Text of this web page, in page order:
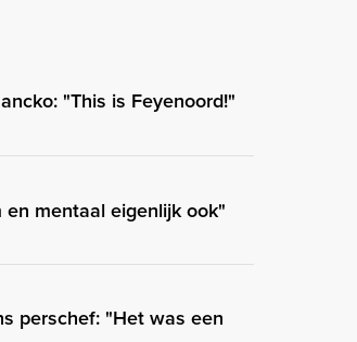
"This is Feyenoord!"
mentaal eigenlijk ook"
perschef: "Het was een